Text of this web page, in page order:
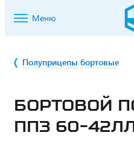
Меню
Полуприцепы бортовые
БОРТОВОЙ
ППЗ 60-42ЛЛ